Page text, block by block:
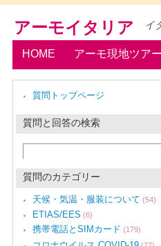
アーモイタリア イ
HOME アーモ現地ツアー
質問トップページ
質問と回答の検索
質問のカテゴリー
天候・気温・服装について (54)
ETIAS/EES (6)
携帯電話とSIMカード (179)